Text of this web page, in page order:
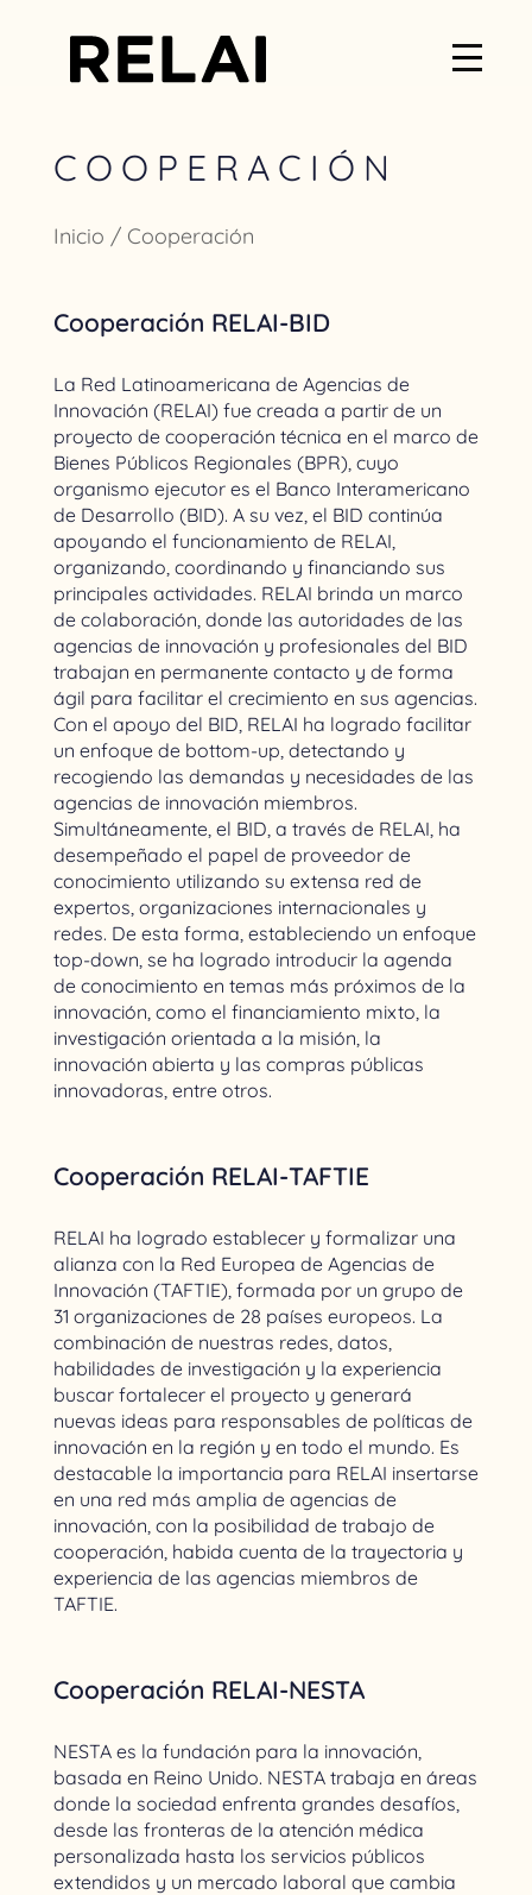
COOPERACIÓN
Inicio / Cooperación
Cooperación RELAI-BID
La Red Latinoamericana de Agencias de
Innovación (RELAI) fue creada a partir de un
proyecto de cooperación técnica en el marco de
Bienes Públicos Regionales (BPR), cuyo
organismo ejecutor es el Banco Interamericano
de Desarrollo (BID). A su vez, el BID continúa
apoyando el funcionamiento de RELAI,
organizando, coordinando y financiando sus
principales actividades. RELAI brinda un marco
de colaboración, donde las autoridades de las
agencias de innovación y profesionales del BID
trabajan en permanente contacto y de forma
ágil para facilitar el crecimiento en sus agencias.
Con el apoyo del BID, RELAI ha logrado facilitar
un enfoque de bottom-up, detectando y
recogiendo las demandas y necesidades de las
agencias de innovación miembros.
Simultáneamente, el BID, a través de RELAI, ha
desempeñado el papel de proveedor de
conocimiento utilizando su extensa red de
expertos, organizaciones internacionales y
redes. De esta forma, estableciendo un enfoque
top-down, se ha logrado introducir la agenda
de conocimiento en temas más próximos de la
innovación, como el financiamiento mixto, la
investigación orientada a la misión, la
innovación abierta y las compras públicas
innovadoras, entre otros.
Cooperación RELAI-TAFTIE
RELAI ha logrado establecer y formalizar una
alianza con la Red Europea de Agencias de
Innovación (TAFTIE), formada por un grupo de
31 organizaciones de 28 países europeos. La
combinación de nuestras redes, datos,
habilidades de investigación y la experiencia
buscar fortalecer el proyecto y generará
nuevas ideas para responsables de políticas de
innovación en la región y en todo el mundo. Es
destacable la importancia para RELAI insertarse
en una red más amplia de agencias de
innovación, con la posibilidad de trabajo de
cooperación, habida cuenta de la trayectoria y
experiencia de las agencias miembros de
TAFTIE.
Cooperación RELAI-NESTA
NESTA es la fundación para la innovación,
basada en Reino Unido. NESTA trabaja en áreas
donde la sociedad enfrenta grandes desafíos,
desde las fronteras de la atención médica
personalizada hasta los servicios públicos
extendidos y un mercado laboral que cambia